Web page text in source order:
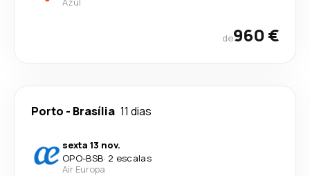
de960 €
Porto - Brasília 11 dias
sexta 13 nov.
OPO-BSB· 2 escalas
Air Europa